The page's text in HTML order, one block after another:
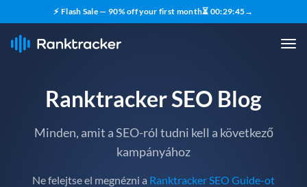
⚡ Flash Sale — 90% off your first month⏳ 00:29:43→
Ranktracker SEO Blog
Minden, amit a SEO-ról tudni kell a következő
kampányához
Ne felejtse el megnézni a Ranktracker SEO Guide-ot